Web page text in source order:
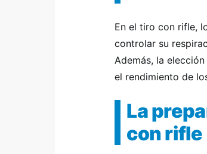
En el tiro con rifle,
controlar su
Además, la
el rendimiento de
La
con rifle